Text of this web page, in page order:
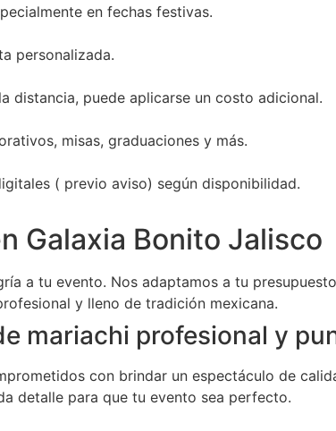
en fechas festivas.
personalizada.
distancia, puede aplicarse un costo adicional.
misas, graduaciones y más.
( previo aviso) según disponibilidad.
Galaxia Bonito
a tu evento. Nos adaptamos a tu
y lleno de tradición mexicana.
mariachi profesional y
con brindar un espectáculo de
detalle para que tu evento sea perfecto.